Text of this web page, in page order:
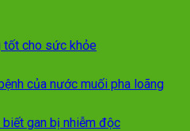
tốt cho sức khỏe
của nước muối pha loãng
biết gan bị nhiễm độc